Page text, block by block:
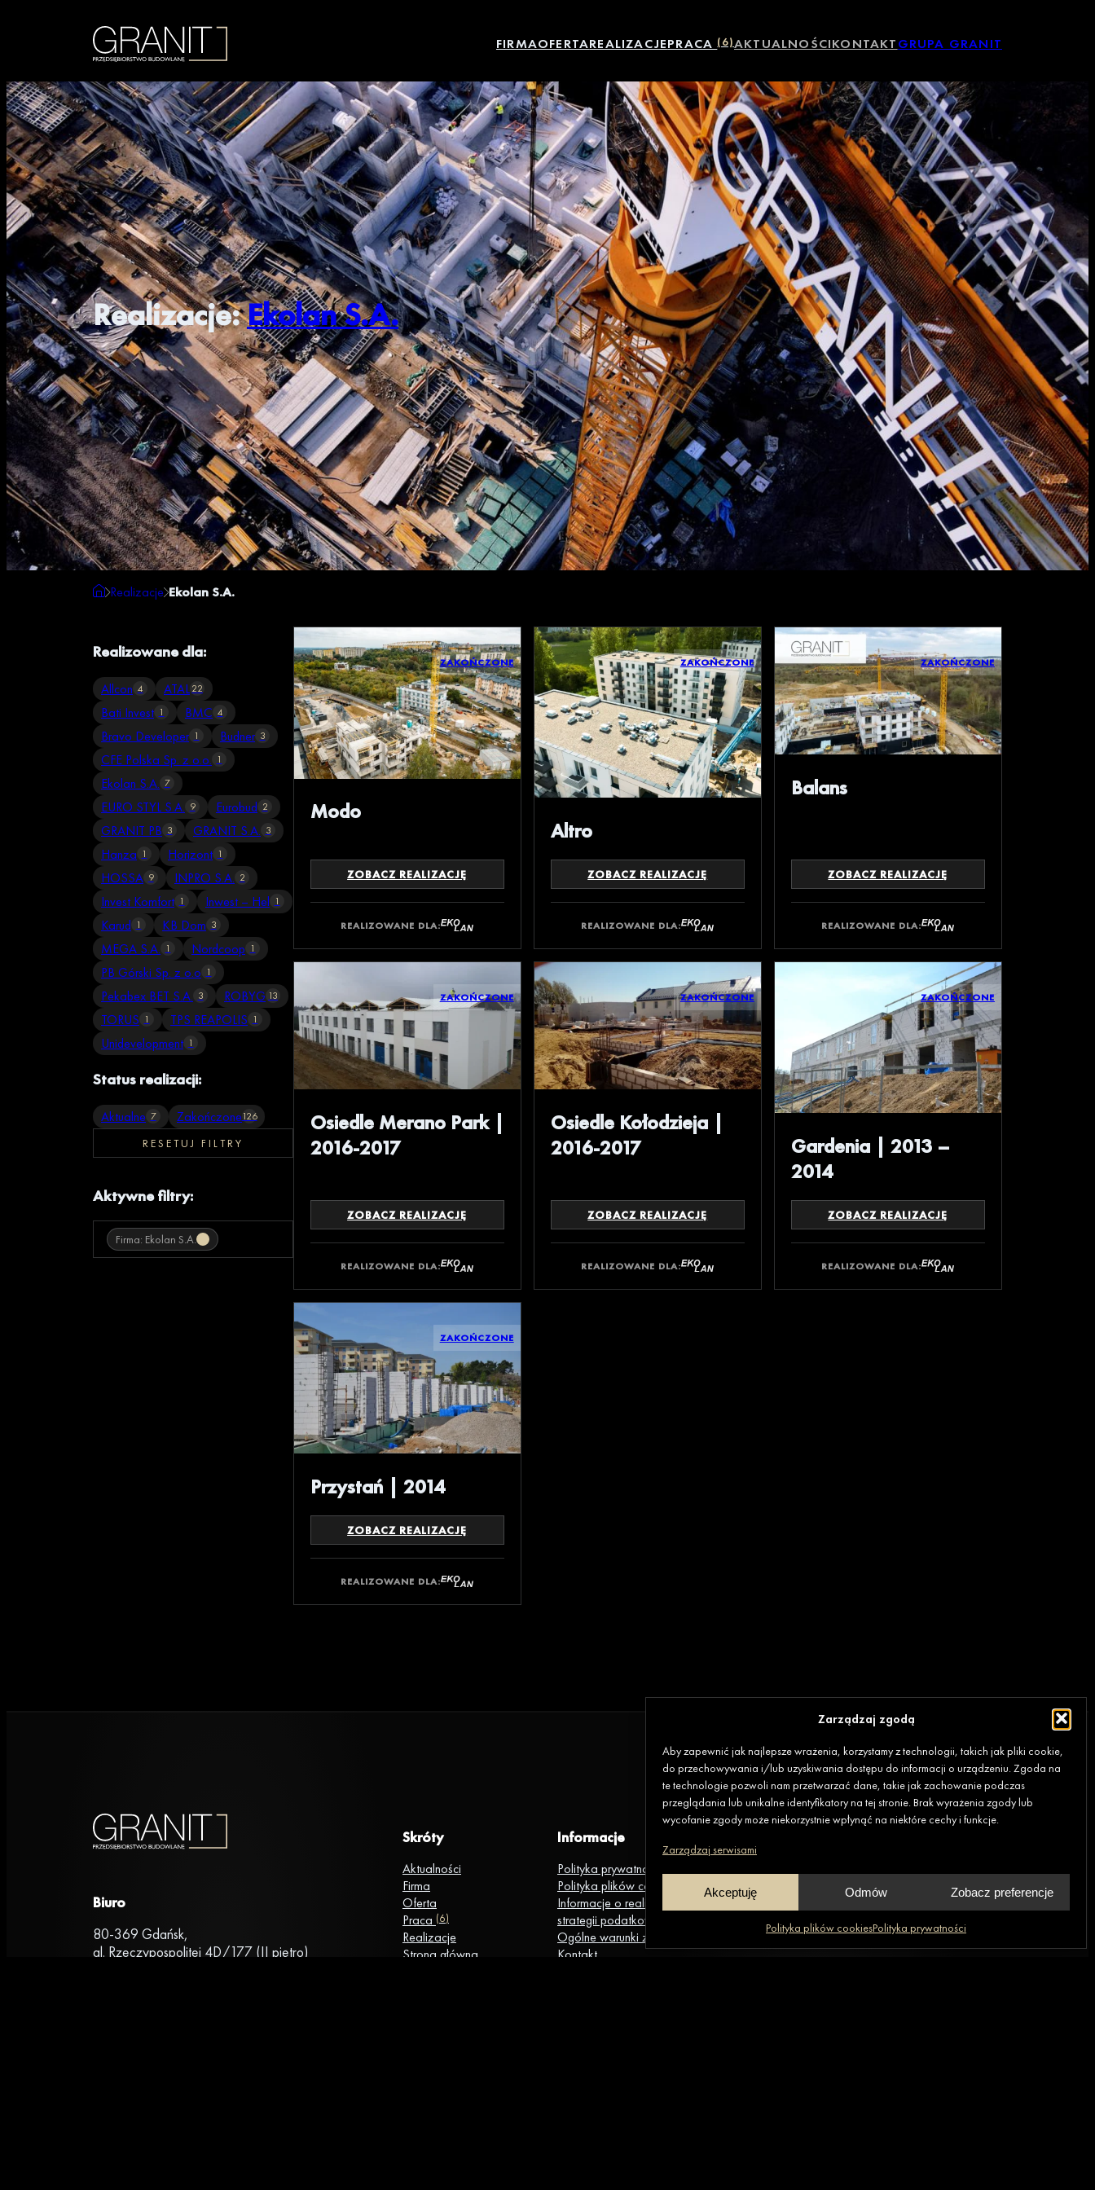
Zarządzaj zgodą
Aby zapewnić jak najlepsze wrażenia, korzystamy z technologii, takich jak pliki cookie,
do przechowywania i/lub uzyskiwania dostępu do informacji o urządzeniu. Zgoda na
te technologie pozwoli nam przetwarzać dane, takie jak zachowanie podczas
przeglądania lub unikalne identyfikatory na tej stronie. Brak wyrażenia zgody lub
wycofanie zgody może niekorzystnie wpłynąć na niektóre cechy i funkcje.
Zarządzaj serwisami
Akceptuję Odmów Zobacz preferencje
Polityka plików cookiesPolityka prywatności
FIRMAOFERTAREALIZACJEPRACA(6)AKTUALNOŚCIKONTAKTGRUPA GRANIT
Realizacje:Ekolan S.A.
Realizacje Ekolan S.A.
Realizowane dla:
Allcon 4 ATAL22
Bati Invest 1 BMC 4
Bravo Developer 1 Budner 3
CFE Polska Sp. z o.o. 1
Ekolan S.A. 7
EURO STYL S.A. 9 Eurobud 2
GRANIT PB 3 GRANIT S.A. 3
Hanza 1 Horizont 1
HOSSA 9 INPRO S.A. 2
Invest Komfort 1 Inwest – Hel 1
Karud 1 KB Dom 3
MEGA S.A. 1 Nordcoop 1
PB Górski Sp. z o.o 1
Pekabex BET S.A. 3 ROBYG 13
TORUS 1 TPS REAPOLIS 1
Unidevelopment 1
Status realizacji:
Aktualne 7 Zakończone126
RESETUJ FILTRY
Aktywne filtry:
Firma: Ekolan S.A.
ZAKOŃCZONE
Modo
ZOBACZ REALIZACJĘ
REALIZOWANE DLA:
ZAKOŃCZONE
Altro
ZOBACZ REALIZACJĘ
REALIZOWANE DLA:
ZAKOŃCZONE
Balans
ZOBACZ REALIZACJĘ
REALIZOWANE DLA:
ZAKOŃCZONE
Osiedle Merano Park |
2016-2017
ZOBACZ REALIZACJĘ
REALIZOWANE DLA:
ZAKOŃCZONE
Osiedle Kołodzieja |
2016-2017
ZOBACZ REALIZACJĘ
REALIZOWANE DLA:
ZAKOŃCZONE
Gardenia | 2013 –
2014
ZOBACZ REALIZACJĘ
REALIZOWANE DLA:
ZAKOŃCZONE
Przystań | 2014
ZOBACZ REALIZACJĘ
REALIZOWANE DLA:
Biuro
80-369 Gdańsk,
al. Rzeczypospolitej 4D/177 (II piętro)
Skróty
Aktualności
Firma
Oferta
Praca (6)
Realizacje
Strona główna
Informacje
Polityka prywatności
Polityka plików cookies
Informacje o realizacji
strategii podatkowej
Ogólne warunki zakupu
Kontakt